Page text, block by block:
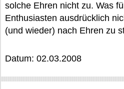
solche Ehren nicht zu. Was
Enthusiasten ausdrücklich
(und wieder) nach Ehren zu
Datum: 02.03.2008